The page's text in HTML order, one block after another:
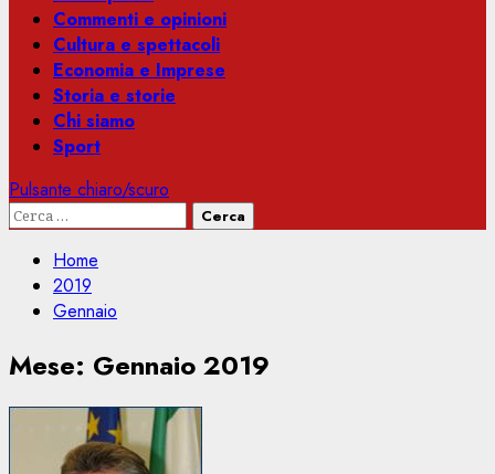
Commenti e opinioni
Cultura e spettacoli
Economia e Imprese
Storia e storie
Chi siamo
Sport
Pulsante chiaro/scuro
Ricerca
Home
2019
Gennaio
Mese: Gennaio 2019